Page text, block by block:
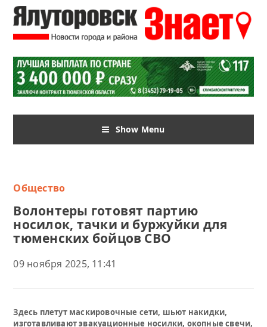
Show Menu
Общество
Волонтеры готовят партию
носилок, тачки и буржуйки для
тюменских бойцов СВО
09 ноября 2025, 11:41
Здесь плетут маскировочные сети, шьют накидки,
изготавливают эвакуационные носилки, окопные свечи,